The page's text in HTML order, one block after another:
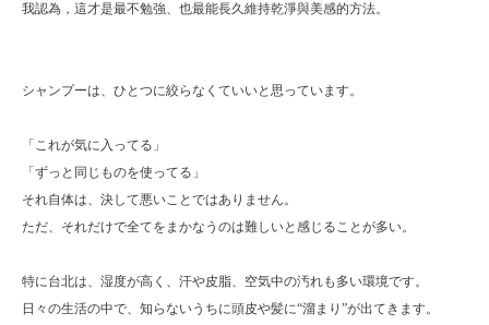
我認為，這才是最不勉強、也最能長久維持乾淨與美感的方法。
シャンプーは、ひとつに絞らなくていいと思っています。
「これが気に入ってる」
「ずっと同じものを使ってる」
それ自体は、決して悪いことではありません。
ただ、それだけで全てをまかなうのは難しいと感じることが多い。
特に台北は、湿度が高く、汗や皮脂、空気中の汚れも多い環境です。
日々の生活の中で、知らないうちに頭皮や髪に“溜まり”が出てきます。